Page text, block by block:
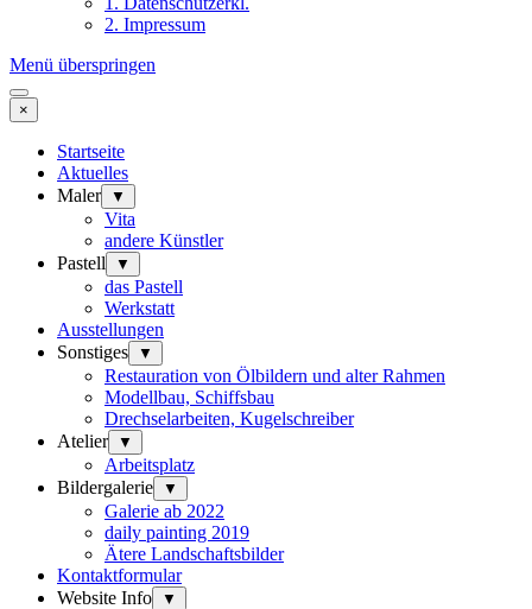
2. Impressum
Menü überspringen
×
Startseite
Aktuelles
Maler
▼
Vita
andere Künstler
Pastell
▼
das Pastell
Werkstatt
Ausstellungen
Sonstiges
▼
Restauration von Ölbildern und alter Rahmen
Modellbau, Schiffsbau
Drechselarbeiten, Kugelschreiber
Atelier
▼
Arbeitsplatz
Bildergalerie
▼
Galerie ab 2022
daily painting 2019
Ätere Landschaftsbilder
Kontaktformular
Website Info
▼